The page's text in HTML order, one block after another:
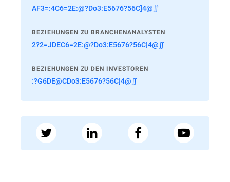
AF3=:4C6=2E:@?Do3:E5676?56C]4@∬
BEZIEHUNGEN ZU BRANCHENANALYSTEN
2?2=JDEC6=2E:@?Do3:E5676?56C]4@∬
BEZIEHUNGEN ZU DEN INVESTOREN
:?G6DE@CDo3:E5676?56C]4@∬